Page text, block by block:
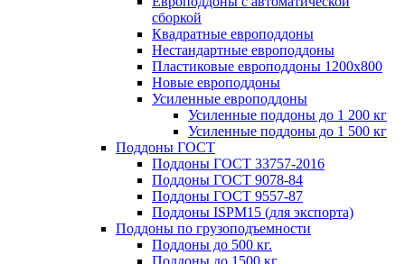
сборкой
Квадратные европоддоны
Нестандартные европоддоны
Пластиковые европоддоны 1200х800
Новые европоддоны
Усиленные европоддоны
Усиленные поддоны до 1 200 кг
Усиленные поддоны до 1 500 кг
Поддоны ГОСТ
Поддоны ГОСТ 33757-2016
Поддоны ГОСТ 9078-84
Поддоны ГОСТ 9557-87
Поддоны ISPM15 (для экспорта)
Поддоны по грузоподъемности
Поддоны до 500 кг.